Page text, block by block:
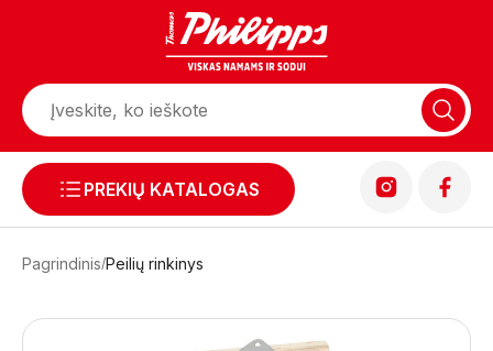
PREKIŲ KATALOGAS
Pagrindinis Peilių rinkinys